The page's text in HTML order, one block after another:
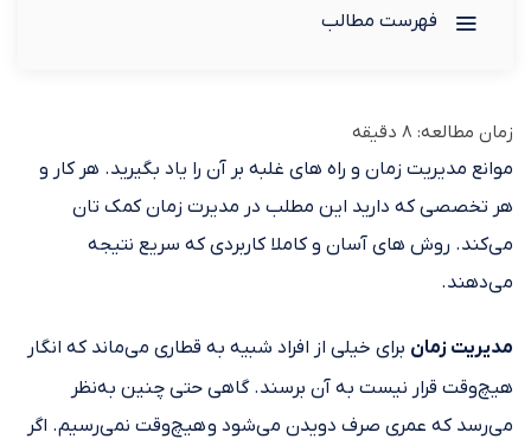
فهرست مطالب
زمان مطالعه: 8 دقیقه
موانع مدیریت زمان و راه های غلبه بر آن را یاد بگیرید. هر کار و
هر تخصصی که دارید این مطلب در مدیرت زمان کمک تان
می‌کند. روش های آسان و کاملا کاربردی که سریع نتیجه
می‌دهند.
مدیریت زمان برای خیلی از افراد شبیه به قطاری می‌ماند که انگار
هیچ‌وقت قرار نیست به آن برسند. گاهی حتی چنین به‌نظر
می‌رسد که عمری صرف دویدن می‌شود و هیچ‌وقت نمی‌رسیم. اگر